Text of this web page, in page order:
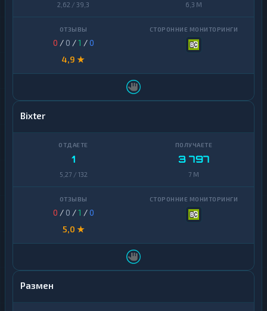
2,62 / 39,3 6,3 M
0 / 0 /1 /0
4,9 ★
Bixter
1
5,27 / 132
3 797
7 M
0 / 0 /1 /0
5,0 ★
Размен